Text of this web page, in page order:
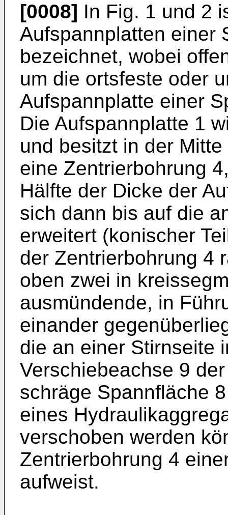
[0008] In Fig. 1 und 2
Aufspannplatten einer
bezeichnet, wobei
um die ortsfeste oder
Aufspannplatte einer
Die Aufspannplatte 1
und besitzt in der
eine Zentrierbohrung
Hälfte der Dicke der
sich dann bis auf die
erweitert (konischer
der Zentrierbohrung 4
oben zwei in
ausmündende, in
einander
die an einer Stirnseite
Verschiebeachse 9
schräge Spannfläche
eines
verschoben werden
Zentrierbohrung 4
aufweist.